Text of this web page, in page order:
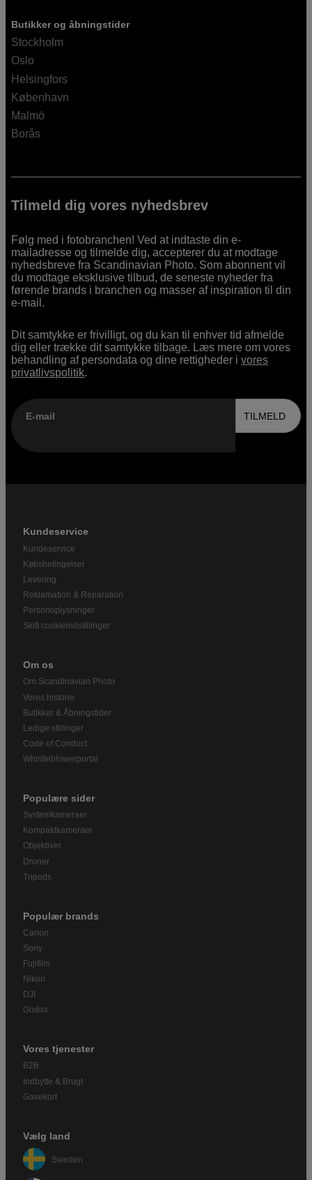
Butikker og åbningstider
Stockholm
Oslo
Helsingfors
København
Malmö
Borås
Tilmeld dig vores nyhedsbrev
Følg med i fotobranchen! Ved at indtaste din e-
mailadresse og tilmelde dig, accepterer du at modtage
nyhedsbreve fra Scandinavian Photo. Som abonnent vil
du modtage eksklusive tilbud, de seneste nyheder fra
førende brands i branchen og masser af inspiration til din
e-mail.
Dit samtykke er frivilligt, og du kan til enhver tid afmelde
dig eller trække dit samtykke tilbage. Læs mere om vores
behandling af persondata og dine rettigheder ivores
privatlivspolitik.
E-mail TILMELD
Kundeservice
Kundeservice
Købsbetingelser
Levering
Reklamation & Reparation
Personoplysninger
Skift cookieindstillinger
Om os
Om Scandinavian Photo
Vores historie
Butikker & Åbningstider
Ledige stillinger
Code of Conduct
Whistleblowerportal
Populære sider
Systemkameraer
Kompaktkameraer
Objektiver
Droner
Tripods
Populær brands
Canon
Sony
Fujifilm
Nikon
DJI
Godox
Vores tjenester
B2B
Indbytte & Brugt
Gavekort
Vælg land
Sweden